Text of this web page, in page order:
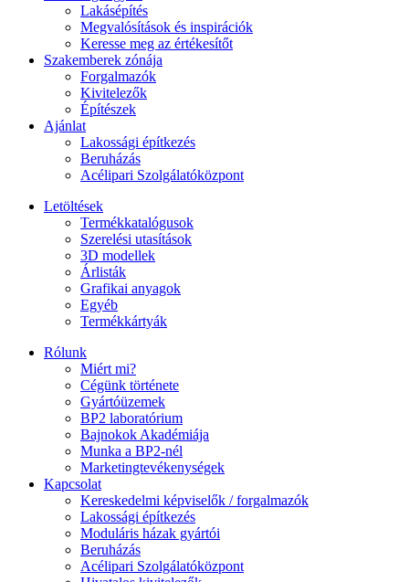
Lakásépítés
Megvalósítások és inspirációk
Keresse meg az értékesítőt
Szakemberek zónája
Forgalmazók
Kivitelezők
Építészek
Ajánlat
Lakossági építkezés
Beruházás
Acélipari Szolgálatóközpont
Letöltések
Termékkatalógusok
Szerelési utasítások
3D modellek
Árlisták
Grafikai anyagok
Egyéb
Termékkártyák
Rólunk
Miért mi?
Cégünk története
Gyártóüzemek
BP2 laboratórium
Bajnokok Akadémiája
Munka a BP2-nél
Marketingtevékenységek
Kapcsolat
Kereskedelmi képviselők / forgalmazók
Lakossági építkezés
Moduláris házak gyártói
Beruházás
Acélipari Szolgálatóközpont